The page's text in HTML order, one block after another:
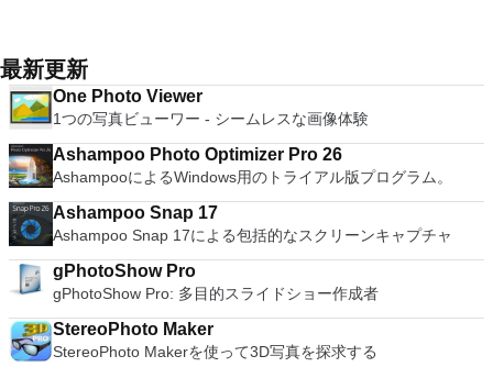
Svenska、Türkçe。
Although it is a free suite, WPS Office 2016 Free comes with
many innovative features, including a useful a paragraph
adjustment tool int he Writer program. It has an Office to PDF
converter, automatic spell checking and word count features.
It also has some neat tools such as the Watermark in
document, and converting PowerPoint to Word document
support. Overall, WPS Office 2016 Free is a good alternative
to Microsoft's offering. The Writer program is a versatile word
processor; the Presentation program is an easy to use and
effective slide show maker that helps you to create impressive
multimedia presentations; and the Spreadsheets program is
both a flexible and a powerful spreadsheet application.
1080pまたは4K HDでゲームをプレイできます。 全体とし
て、PCSX2 PS2エミュレーターの機能は優れています。 PS2
ゲームを高い精度でエミュレートでき、Windowsとエミュレ
労し、時々フリーズまたはクラッシュすることです。* PCSX2
を使用するには、コンソールから抽出できるPlaystation 2
BIOSが必要です。
トフォームにVNC Viewerをインストールする権限がない場合
は、スタンドアロンオプションを選択する必要があります。
主な機能は次のとおりです。 クラウドサービスを介してVNC
Connectを実行しているコンピューターに接続します。 Apple
Screen Sharing（ARD）などのサードパーティ製のVNC互換
ソフトウェアを実行しているコンピューターに直接接続しま
す。 各デバイスでVNC Viewerにサインインして、すべてのデ
バイス間の接続をバックアップおよび同期します。 仮想キー
ボードの上のスクロールバーには、Command / Windowsなど
ート。 VNC Connectサブスクリプションには、無料、有料、
試用の3つのバージョンがあります。 制御する必要のあるマシ
ンごとに、RealVNCのWebサイトにアクセスして、各コンピ
ューターにVNC Connectをダウンロードするだけです。次
に、RealVNCアカウントの資格情報を使用して、ローカルマ
の増え続けるコレクションへのアクセスで仮想世界に没頭する
か、PCまたはラップトップでの比類のない再生サポートと独
自の強化により、どこにいても簡単にリラックスできます。
新機能は次のとおりです。 4K DHR向けに最適化 Ultra HD
Blu-ray、4K、HEVC / H.265およびHDR10コンテンツをサポー
ト全画面モードで21：9モニターで2.35：1の映画を見る常時
オンのミニビューでYouTubeライブを見る YouTubeおよび
Vimeoで4K HDRおよび360ビデオを再生 VRエクスペリエンス
の向上：Microsoft Mixed Realityヘッドセット、HTC、VIVE、
およびOculus Riftをサポート Fire TVとキャストのサポート
注：これは商用トライアルです。
最新更新
One Photo Viewer
1つの写真ビューワー - シームレスな画像体験
Ashampoo Photo Optimizer Pro 26
AshampooによるWindows用のトライアル版プログラム。
Ashampoo Snap 17
Ashampoo Snap 17による包括的なスクリーンキャプチャ
gPhotoShow Pro
gPhotoShow Pro: 多目的スライドショー作成者
StereoPhoto Maker
StereoPhoto Makerを使って3D写真を探求する